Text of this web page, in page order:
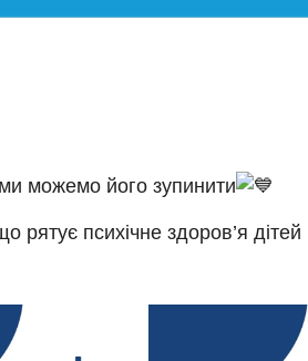
можемо його зупинити
психічне здоров’я дітей